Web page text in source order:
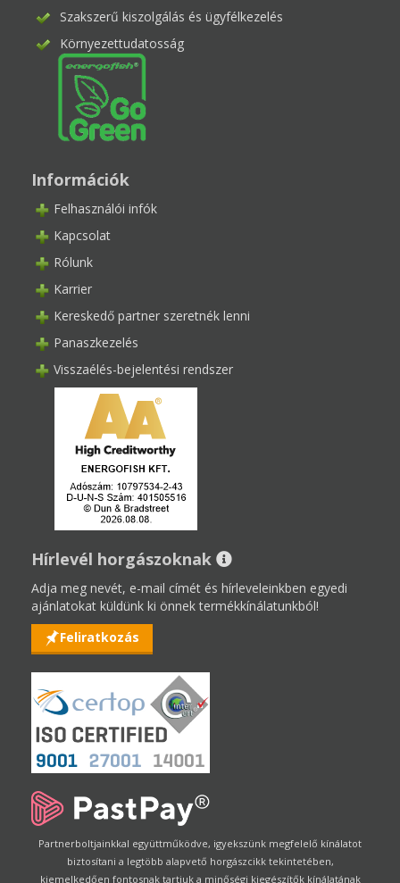
Szakszerű kiszolgálás és ügyfélkezelés
Környezettudatosság
Információk
Felhasználói infók
Kapcsolat
Rólunk
Karrier
Kereskedő partner szeretnék lenni
Panaszkezelés
Visszaélés-bejelentési rendszer
Hírlevél horgászoknak
Adja meg nevét, e-mail címét és hírleveleinkben egyedi
ajánlatokat küldünk ki önnek termékkínálatunkból!
Feliratkozás
Partnerboltjainkkal együttműködve, igyekszünk megfelelő kínálatot
biztosítani a legtöbb alapvető horgászcikk tekintetében,
kiemelkedően fontosnak tartjuk a minőségi kiegészítők kínálatának